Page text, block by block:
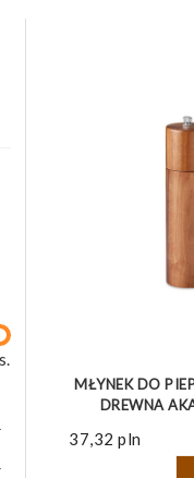
MŁYNEK DO
DREWNA
37,32pln